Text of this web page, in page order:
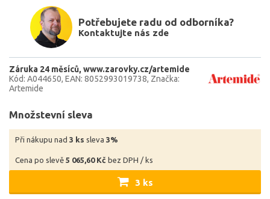
Potřebujete radu od odborníka?
Kontaktujte nás zde
Záruka 24 měsíců www.zarovky.cz/artemide
Kód: A044650 EAN: 8052993019738 Značka:
Artemide
Množstevní sleva
Při nákupu nad 3 ks sleva 3%
Cena po slevě 5 065,60 Kč bez DPH / ks
3 ks